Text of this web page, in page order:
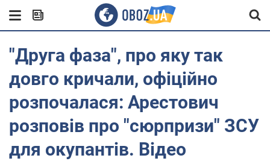
"Друга фаза", про яку так
довго кричали, офіційно
розпочалася: Арестович
розповів про "сюрпризи" ЗСУ
для окупантів. Відео